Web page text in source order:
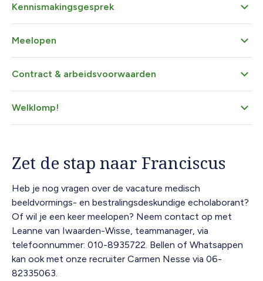
Kennismakingsgesprek
Meelopen
Contract & arbeidsvoorwaarden
Welklomp!
Zet de stap naar Franciscus
Heb je nog vragen over de vacature medisch
beeldvormings- en bestralingsdeskundige echolaborant?
Of wil je een keer meelopen? Neem contact op met
Leanne van Iwaarden-Wisse, teammanager, via
telefoonnummer: 010-8935722. Bellen of Whatsappen
kan ook met onze recruiter Carmen Nesse via 06-
82335063.